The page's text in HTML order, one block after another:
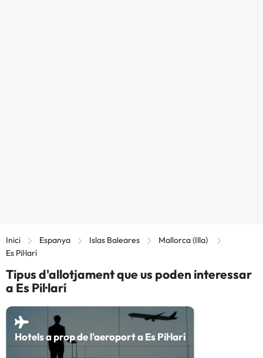
Inici Espanya Islas Baleares
Mallorca (Illa)
Es Pil·larí
Tipus d'allotjament que us poden interessar
a Es Pil·larí
Hotels a prop de l'aeroport a Es Pil·larí